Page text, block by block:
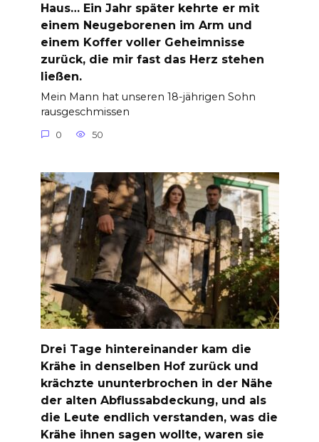
Haus… Ein Jahr später kehrte er mit
einem Neugeborenen im Arm und
einem Koffer voller Geheimnisse
zurück, die mir fast das Herz stehen
ließen.
Mein Mann hat unseren 18-jährigen Sohn
rausgeschmissen
0 50
Drei Tage hintereinander kam die
Krähe in denselben Hof zurück und
krächzte ununterbrochen in der Nähe
der alten Abflussabdeckung, und als
die Leute endlich verstanden, was die
Krähe ihnen sagen wollte, waren sie